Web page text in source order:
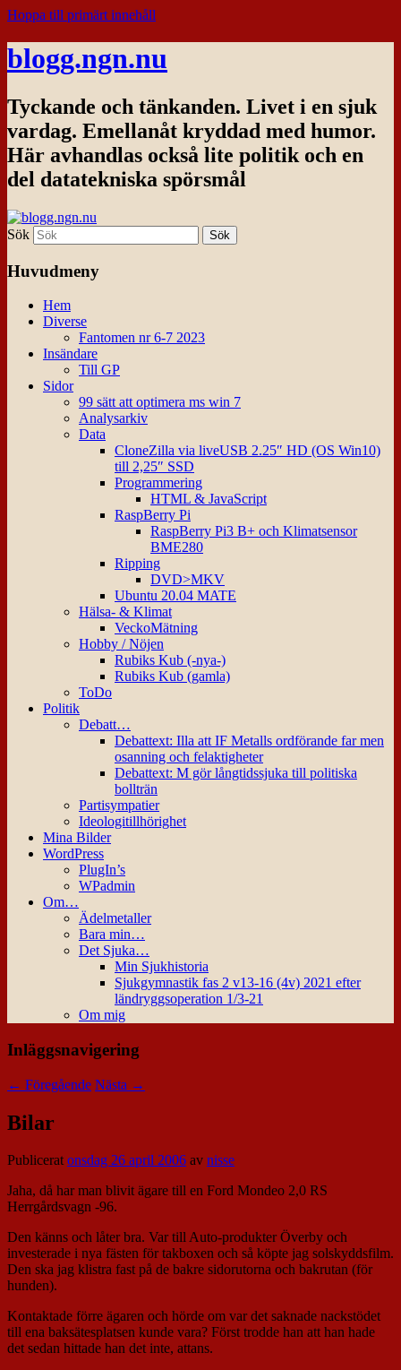
Hoppa till primärt innehåll
blogg.ngn.nu
Tyckande och tänkanden. Livet i en sjuk
vardag. Emellanåt kryddad med humor.
Här avhandlas också lite politik och en
del datatekniska spörsmål
Sök
Huvudmeny
Hem
Diverse
Fantomen nr 6-7 2023
Insändare
Till GP
Sidor
99 sätt att optimera ms win 7
Analysarkiv
Data
CloneZilla via liveUSB 2.25″ HD (OS Win10)
till 2,25″ SSD
Programmering
HTML & JavaScript
RaspBerry Pi
RaspBerry Pi3 B+ och Klimatsensor
BME280
Ripping
DVD>MKV
Ubuntu 20.04 MATE
Hälsa- & Klimat
VeckoMätning
Hobby / Nöjen
Rubiks Kub (-nya-)
Rubiks Kub (gamla)
ToDo
Politik
Debatt…
Debattext: Illa att IF Metalls ordförande far men
osanning och felaktigheter
Debattext: M gör långtidssjuka till politiska
bollträn
Partisympatier
Ideologitillhörighet
Mina Bilder
WordPress
PlugIn’s
WPadmin
Om…
Ädelmetaller
Bara min…
Det Sjuka…
Min Sjukhistoria
Sjukgymnastik fas 2 v13-16 (4v) 2021 efter
ländryggsoperation 1/3-21
Om mig
Inläggsnavigering
← Föregående Nästa →
Bilar
Publiceratonsdag 26 april 2006 av nisse
Jaha, då har man blivit ägare till en Ford Mondeo 2,0 RS
Herrgårdsvagn -96.
Den känns och låter bra. Var till Auto-produkter Överby och
investerade i nya fästen för takboxen och så köpte jag solskyddsfilm.
Den ska jag klistra fast på de bakre sidorutorna och bakrutan (för
hunden).
Kontaktade förre ägaren och hörde om var det saknade nackstödet
till ena baksätesplatsen kunde vara? Först trodde han att han hade
det sedan hittade han det inte, attans.